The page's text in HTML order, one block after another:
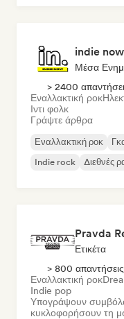
indie now
Μέσα
> 2400
Εναλλακτική ροκ
Ιντι φολκ
Γράψτε άρθρα
Εναλλακτική ροκ
Indie rock
Διεθνές
Pravda
Ετικέτα
> 800 απαντήσεις
Εναλλακτική ροκ
Indie pop
Υπογράψουν
κυκλοφορήσουν τη